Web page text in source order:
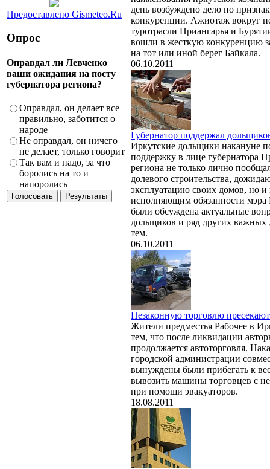
Предоставлено Gismeteo.Ru
Опрос
Оправдал ли Левченко
ваши ожидания на посту
губернатора региона?
Оправдал, он делает все
правильно, заботится о
народе
Не оправдал, он ничего
не делает, только говорит
Так вам и надо, за что
боролись на то и
напоролись
день возбуждено дело по
конкуренции. Ажиотаж вокруг
туротрасли Приангарья и
вошли в жесткую конкуренцию
на тот или иной берег Байкала.
06.10.2011
Губернатор поддержал
Иркутские дольщики накануне
поддержку в лице губернатора
региона не только лично
долевого строительства,
эксплуатацию своих домов, но и
исполняющим обязанности мэра
были обсуждена актуальные
дольщиков и ряд других важных
тем.
06.10.2011
Незаконную торговлю пресекают
Жители предместья Рабочее в
тем, что после ликвидации
продолжается автоторговля.
городской администрации
вынуждены были прибегать к
вывозить машины торговцев с
при помощи эвакуаторов.
18.08.2011